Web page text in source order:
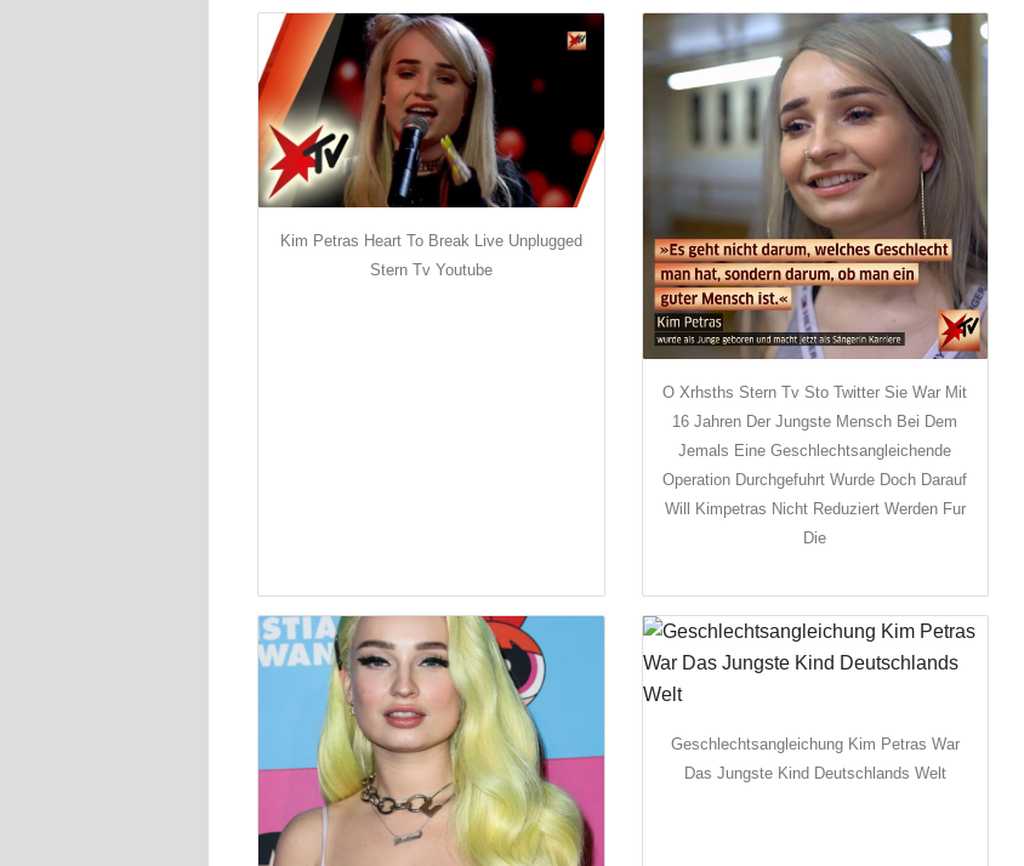
Kim Petras Heart To Break Live Unplugged
Stern Tv Youtube
O Xrhsths Stern Tv Sto Twitter Sie War Mit
16 Jahren Der Jungste Mensch Bei Dem
Jemals Eine Geschlechtsangleichende
Operation Durchgefuhrt Wurde Doch Darauf
Will Kimpetras Nicht Reduziert Werden Fur
Die
Geschlechtsangleichung Kim Petras War
Das Jungste Kind Deutschlands Welt